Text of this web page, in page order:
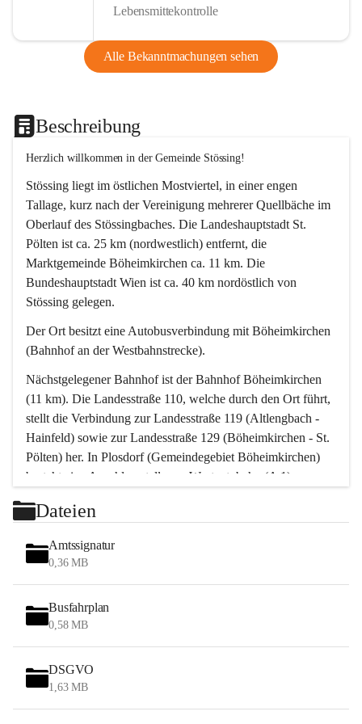
Lebensmittekontrolle
Alle Bekanntmachungen sehen
Beschreibung
Herzlich willkommen in der Gemeinde Stössing!
Stössing liegt im östlichen Mostviertel, in einer engen
Tallage, kurz nach der Vereinigung mehrerer Quellbäche im
Oberlauf des Stössingbaches. Die Landeshauptstadt St.
Pölten ist ca. 25 km (nordwestlich) entfernt, die
Marktgemeinde Böheimkirchen ca. 11 km. Die
Bundeshauptstadt Wien ist ca. 40 km nordöstlich von
Stössing gelegen.
Der Ort besitzt eine Autobusverbindung mit Böheimkirchen
(Bahnhof an der Westbahnstrecke).
Nächstgelegener Bahnhof ist der Bahnhof Böheimkirchen
(11 km). Die Landesstraße 110, welche durch den Ort führt,
stellt die Verbindung zur Landesstraße 119 (Altlengbach -
Hainfeld) sowie zur Landesstraße 129 (Böheimkirchen - St.
Pölten) her. In Plosdorf (Gemeindegebiet Böheimkirchen)
besteht eine Anschlussstelle zur Westautobahn (A 1).
Wien erreicht man in ca. 45 Minuten.
Stössing zählt noch zum Naherholungsraum Wien sowie
zum Naherholungsraum St. Pölten. Viele Bauernhöfe hatten
„ihre Wiener“. Seit 1960 bauten viele Wiener
Wochenendhäuser im Gemeindegebiet. Wegen des
waldreichen Jagdgebietes haben viele Jagdpächter ihre
Das Wandern ist aus touristischer Sicht die bedeutendste
Tätigkeit. Das hügelige Gebiet mit Wanderwegen durch
Wiesen, Wälder und Obstkulturen lädt dazu ein. Gefördert
Dateien
Amtssignatur
0,36 MB
Busfahrplan
0,58 MB
DSGVO
1,63 MB